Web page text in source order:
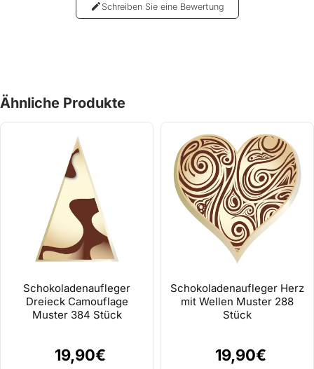
Schreiben Sie eine Bewertung
Ähnliche Produkte
Schokoladenaufleger
Dreieck Camouflage
Muster 384 Stück
19,90€
Schokoladenaufleger Herz
mit Wellen Muster 288
Stück
19,90€